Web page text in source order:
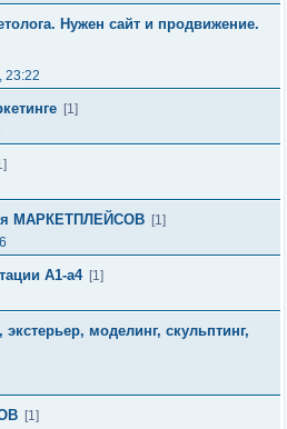
Нужен сайт и продвижение.
23:22
[1]
МАРКЕТПЛЕЙСОВ [1]
А1-а4 [1]
моделинг, скульптинг,
[1]